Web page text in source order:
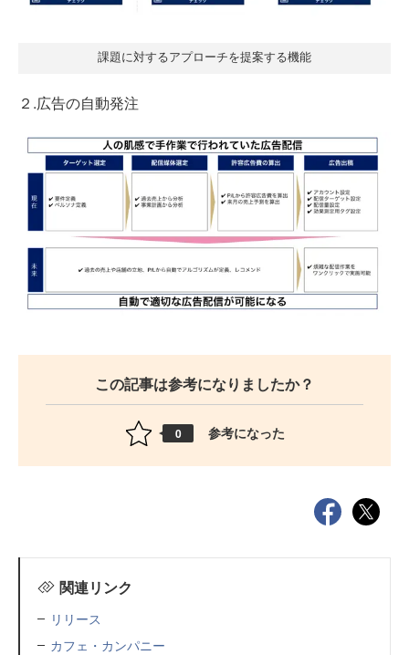
課題に対するアプローチを提案する機能
２.広告の自動発注
この記事は参考になりましたか？
0 参考になった
関連リンク
リリース
カフェ・カンパニー